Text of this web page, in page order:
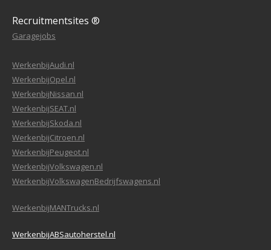
Recruitmentsites ®
Garagejobs
WerkenbijAudi.nl
WerkenbijOpel.nl
WerkenbijNissan.nl
WerkenbijSEAT.nl
WerkenbijSkoda.nl
WerkenbijCitroen.nl
WerkenbijPeugeot.nl
WerkenbijVolkswagen.nl
WerkenbijVolkswagenBedrijfswagens.nl
WerkenbijMANTrucks.nl
WerkenbijABSautoherstel.nl